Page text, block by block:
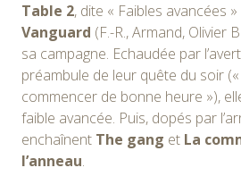
Table 2, dite « Faibles avancées
Vanguard (F.-R., Armand, Olivier
sa campagne. Echaudée par
préambule de leur quête du soir
commencer de bonne heure »),
faible avancée. Puis, dopés par
enchaînent The gang et La
l’anneau.